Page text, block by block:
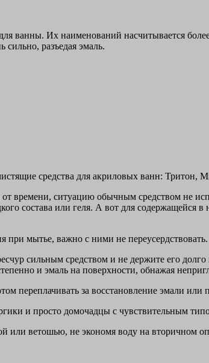
ванны. Их наименований насчитывается
сильно, разъедая эмаль.
средства для акриловых ванн: Тритон,
от времени, ситуацию обычным средством не
состава или геля. А вот для содержащейся
при мытье, важно с ними не переусердствовать.
сильным средством и не держите его
и эмаль на поверхности, обнажая
переплачивать за восстановление эмали или
и просто домочадцы с чувствительным
или ветошью, не экономя воду на вторичном